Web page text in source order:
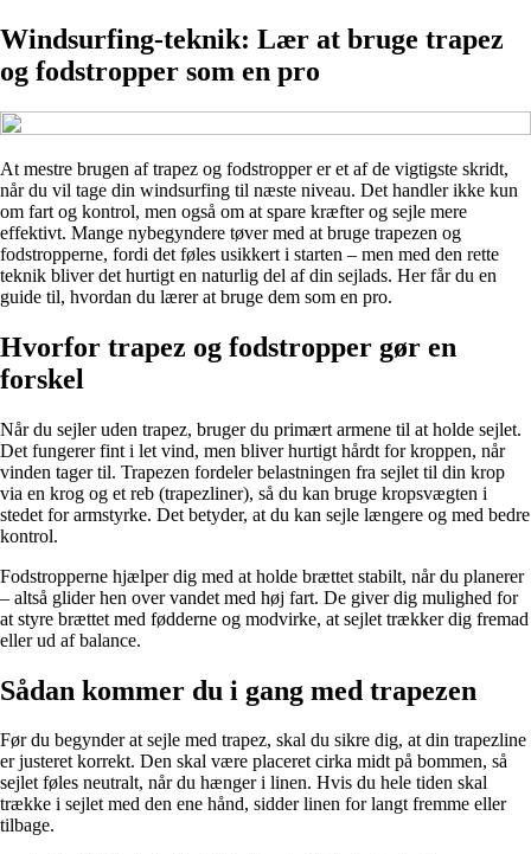
Windsurfing-teknik: Lær at bruge trapez
og fodstropper som en pro
At mestre brugen af trapez og fodstropper er et af de vigtigste skridt,
når du vil tage din windsurfing til næste niveau. Det handler ikke kun
om fart og kontrol, men også om at spare kræfter og sejle mere
effektivt. Mange nybegyndere tøver med at bruge trapezen og
fodstropperne, fordi det føles usikkert i starten – men med den rette
teknik bliver det hurtigt en naturlig del af din sejlads. Her får du en
guide til, hvordan du lærer at bruge dem som en pro.
Hvorfor trapez og fodstropper gør en
forskel
Når du sejler uden trapez, bruger du primært armene til at holde sejlet.
Det fungerer fint i let vind, men bliver hurtigt hårdt for kroppen, når
vinden tager til. Trapezen fordeler belastningen fra sejlet til din krop
via en krog og et reb (trapezliner), så du kan bruge kropsvægten i
stedet for armstyrke. Det betyder, at du kan sejle længere og med bedre
kontrol.
Fodstropperne hjælper dig med at holde brættet stabilt, når du planerer
– altså glider hen over vandet med høj fart. De giver dig mulighed for
at styre brættet med fødderne og modvirke, at sejlet trækker dig fremad
eller ud af balance.
Sådan kommer du i gang med trapezen
Før du begynder at sejle med trapez, skal du sikre dig, at din trapezline
er justeret korrekt. Den skal være placeret cirka midt på bommen, så
sejlet føles neutralt, når du hænger i linen. Hvis du hele tiden skal
trække i sejlet med den ene hånd, sidder linen for langt fremme eller
tilbage.